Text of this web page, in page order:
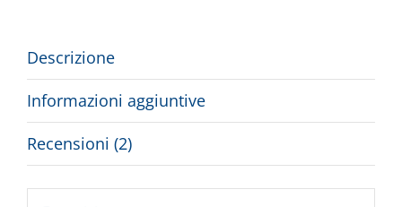
Descrizione
Informazioni aggiuntive
Recensioni (2)